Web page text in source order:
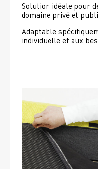
Solution idéale pour
domaine privé et
Adaptable
individuelle et aux